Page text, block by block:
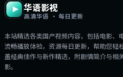
华语影视
高清华语 · 每日更新
本站精选各类国产视频内容，包括电影、
流畅播放体验，资源每日更新，帮助您轻
盖经典佳作与新作精选，附剧情简介与相
影。